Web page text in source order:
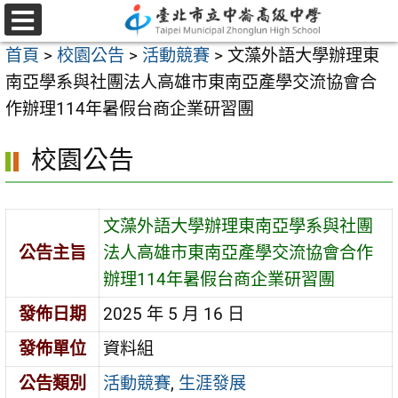
跳
至
主
要
內
區
選
單
首頁 > 校園公告 > 活動競賽 > 文藻外語大學辦理東
南亞學系與社團法人高雄市東南亞產學交流協會合
作辦理114年暑假台商企業研習團
校園公告
公告主旨
文藻外語大學辦理東南亞學系與社團
法人高雄市東南亞產學交流協會合作
辦理114年暑假台商企業研習團
發佈日期
2025 年 5 月 16 日
發佈單位
資料組
公告類別
活動競賽, 生涯發展